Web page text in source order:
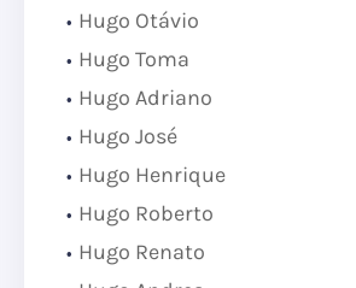
Hugo Otávio
Hugo Toma
Hugo Adriano
Hugo José
Hugo Henrique
Hugo Roberto
Hugo Renato